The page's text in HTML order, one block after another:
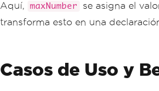
Aquí, maxNumber se asigna el
transforma esto en una
Casos de Uso y